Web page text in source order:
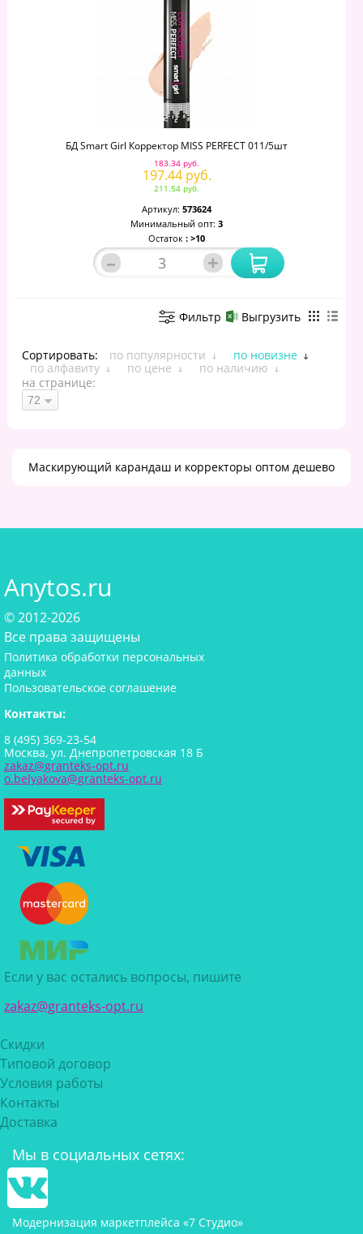
БД Smart Girl Корректор MISS PERFECT 011/5шт
183.34 руб.
197.44 руб.
211.54 руб.
Артикул: 573624
Минимальный опт: 3
Остаток : >10
– +
Фильтр Выгрузить
Сортировать: по популярности
по новизне
по алфавиту
по цене
по наличию
на странице:
Маскирующий карандаш и корректоры оптом дешево
Anytos.ru
© 2012-2026
Все права защищены
Политика обработки персональных
данных
Пользовательское соглашение
Контакты:
8 (495) 369-23-54
Москва, ул. Днепропетровская 18 Б
zakaz@granteks-opt.ru
o.belyakova@granteks-opt.ru
Если у вас остались вопросы, пишите
zakaz@granteks-opt.ru
Скидки
Типовой договор
Условия работы
Контакты
Доставка
Мы в социальных сетях:
Модернизация маркетплейса «7 Студио»